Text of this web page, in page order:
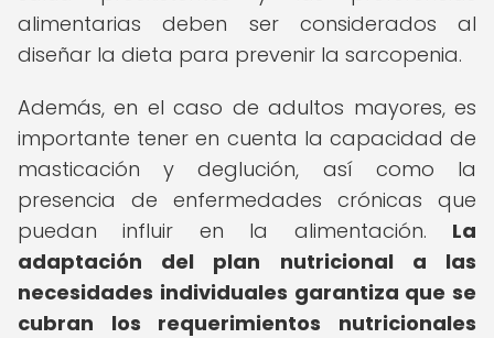
alimentarias deben ser considerados al
diseñar la dieta para prevenir la sarcopenia.
Además, en el caso de adultos mayores, es
importante tener en cuenta la capacidad de
masticación y deglución, así como la
presencia de enfermedades crónicas que
puedan influir en la alimentación. La
adaptación del plan nutricional a las
necesidades individuales garantiza que se
cubran los requerimientos nutricionales